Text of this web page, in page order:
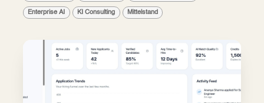
Evropë ka parë tashmë të paktën një prezantim për
"kons...
Enterprise AI KI Consulting Mittelstand